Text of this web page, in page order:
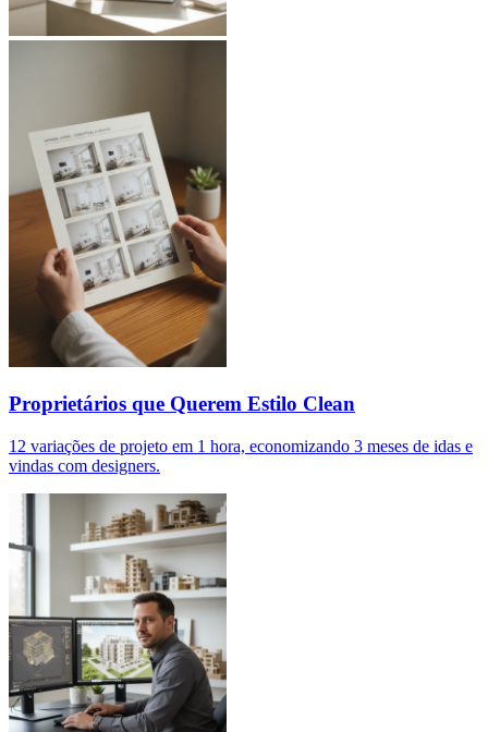
Proprietários que Querem Estilo Clean
12 variações de projeto em 1 hora, economizando 3 meses de idas e
vindas com designers.